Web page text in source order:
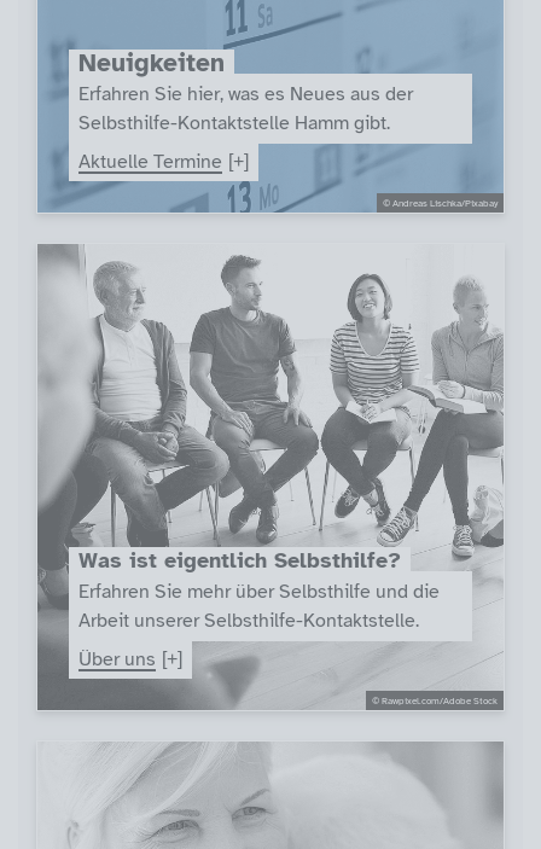
© Andreas Lischka/Pixabay
Neuigkeiten
Erfahren Sie hier, was es Neues aus der
Selbsthilfe-Kontaktstelle Hamm gibt.
Aktuelle Termine
© Rawpixel.com/Adobe Stock
Was ist eigentlich Selbsthilfe?
Erfahren Sie mehr über Selbsthilfe und die
Arbeit unserer Selbsthilfe-Kontaktstelle.
Über uns